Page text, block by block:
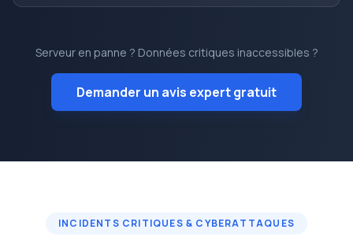
Serveur en panne ? Données critiques inaccessibles ?
Demander un avis expert gratuit
INCIDENTS CRITIQUES & CYBERATTAQUES